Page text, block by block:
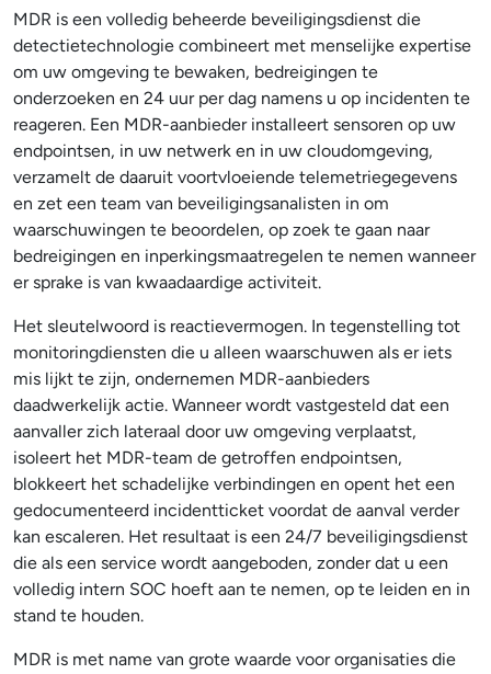
MDR is een volledig beheerde beveiligingsdienst die
detectietechnologie combineert met menselijke expertise
om uw omgeving te bewaken, bedreigingen te
onderzoeken en 24 uur per dag namens u op incidenten te
reageren. Een MDR-aanbieder installeert sensoren op uw
endpointsen, in uw netwerk en in uw cloudomgeving,
verzamelt de daaruit voortvloeiende telemetriegegevens
en zet een team van beveiligingsanalisten in om
waarschuwingen te beoordelen, op zoek te gaan naar
bedreigingen en inperkingsmaatregelen te nemen wanneer
er sprake is van kwaadaardige activiteit.
Het sleutelwoord is reactievermogen. In tegenstelling tot
monitoringdiensten die u alleen waarschuwen als er iets
mis lijkt te zijn, ondernemen MDR-aanbieders
daadwerkelijk actie. Wanneer wordt vastgesteld dat een
aanvaller zich lateraal door uw omgeving verplaatst,
isoleert het MDR-team de getroffen endpointsen,
blokkeert het schadelijke verbindingen en opent het een
gedocumenteerd incidentticket voordat de aanval verder
kan escaleren. Het resultaat is een 24/7 beveiligingsdienst
die als een service wordt aangeboden, zonder dat u een
volledig intern SOC hoeft aan te nemen, op te leiden en in
stand te houden.
MDR is met name van grote waarde voor organisaties die